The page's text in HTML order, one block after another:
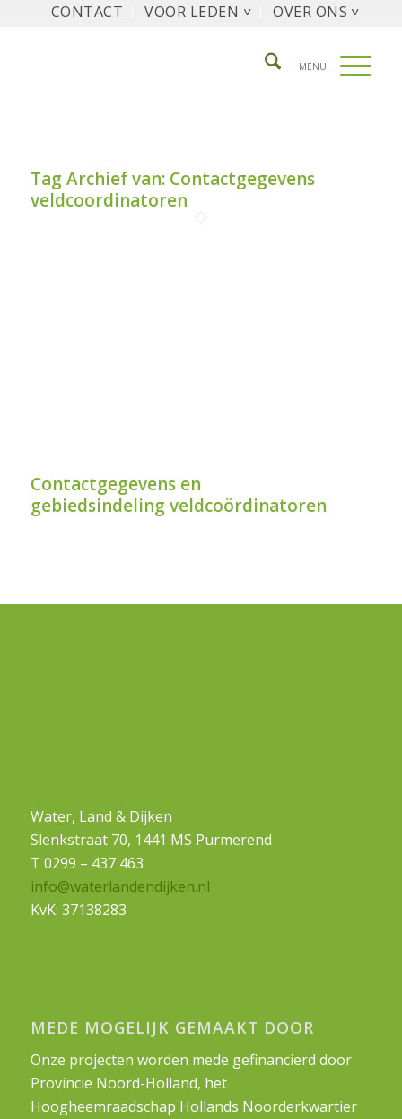
CONTACT VOOR LEDEN ˅ OVER ONS ˅
Tag Archief van: Contactgegevens
veldcoordinatoren
Contactgegevens en
gebiedsindeling veldcoördinatoren
Water, Land & Dijken
Slenkstraat 70, 1441 MS Purmerend
T 0299 – 437 463
info@waterlandendijken.nl
KvK: 37138283
MEDE MOGELIJK GEMAAKT DOOR
Onze projecten worden mede gefinancierd door
Provincie Noord-Holland, het
Hoogheemraadschap Hollands Noorderkwartier